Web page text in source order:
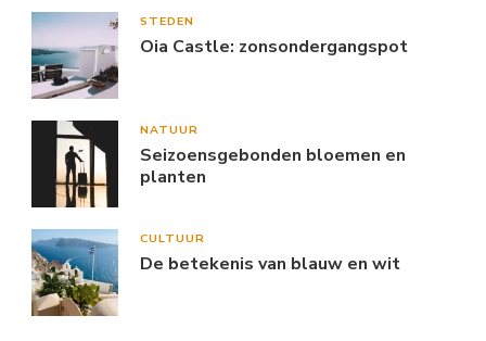
STEDEN
Oia Castle: zonsondergangspot
NATUUR
Seizoensgebonden bloemen en
planten
CULTUUR
De betekenis van blauw en wit